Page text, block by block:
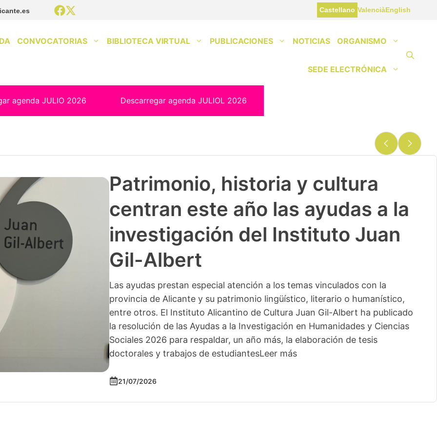
Castellano ValenciàEnglish
CONVOCATORIAS BIBLIOTECA VIRTUAL PUBLICACIONES NOTICIAS ORGANISMO
SEDE ELECTRÓNICA
agenda JULIO 2026 Descarregar agenda JULIOL 2026
Patrimonio, historia y cultura
centran este año las ayudas a la
investigación del Instituto Juan
Gil-Albert
Las ayudas prestan especial atención a los temas vinculados con la
provincia de Alicante y su patrimonio lingüístico, literario o humanístico,
entre otros. El Instituto Alicantino de Cultura Juan Gil-Albert ha publicado
la resolución de las Ayudas a la Investigación en Humanidades y Ciencias
Sociales 2026 para respaldar, un año más, la elaboración de tesis
doctorales y trabajos de estudiantesLeer más
21/07/2026